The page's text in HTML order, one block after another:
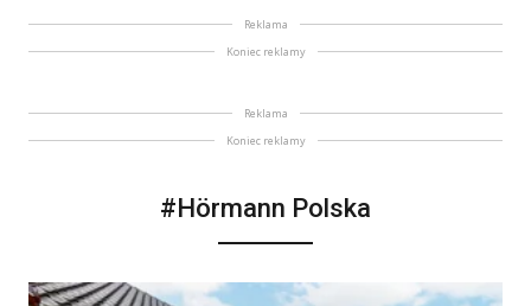
Reklama
Koniec reklamy
Reklama
Koniec reklamy
#Hörmann Polska